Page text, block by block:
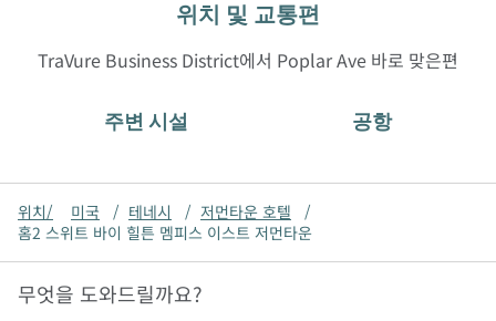
위치 및 교통편
TraVure Business District에서 Poplar Ave 바로 맞은편
주변 시설 공항
위치/ 미국 / 테네시 / 저먼타운 호텔
/
홈2 스위트 바이 힐튼 멤피스 이스트 저먼타운
무엇을 도와드릴까요?